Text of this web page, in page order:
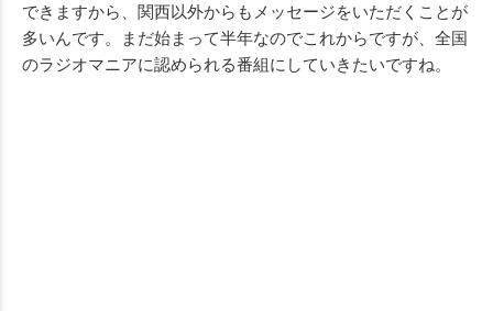
できますから、関西以外からもメッセージをいただくことが
多いんです。まだ始まって半年なのでこれからですが、全国
のラジオマニアに認められる番組にしていきたいですね。